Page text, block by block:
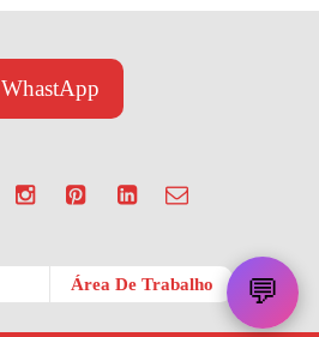
WhastApp
💬
Área De Trabalho